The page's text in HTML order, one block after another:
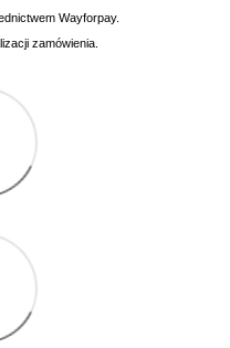
Wayforpay.
zamówienia.